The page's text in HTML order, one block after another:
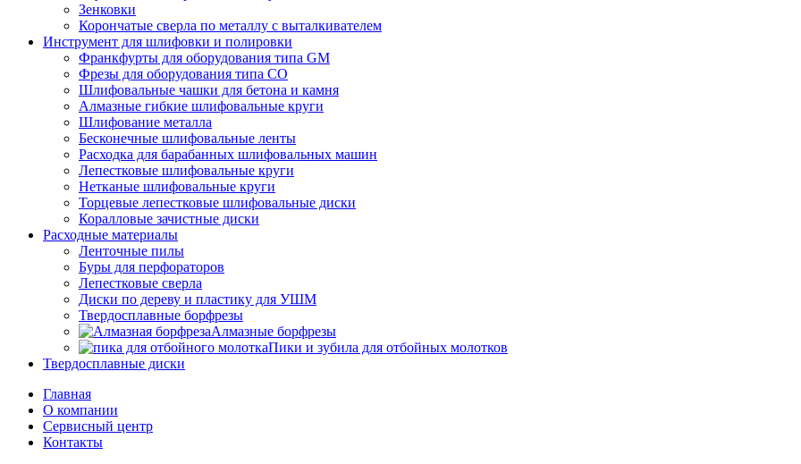
Зенковки
Корончатые сверла по металлу c выталкивателем
Инструмент для шлифовки и полировки
Франкфурты для оборудования типа GM
Фрезы для оборудования типа СО
Шлифовальные чашки для бетона и камня
Алмазные гибкие шлифовальные круги
Шлифование металла
Бесконечные шлифовальные ленты
Расходка для барабанных шлифовальных машин
Лепестковые шлифовальные круги
Нетканые шлифовальные круги
Торцевые лепестковые шлифовальные диски
Коралловые зачистные диски
Расходные материалы
Ленточные пилы
Буры для перфораторов
Лепестковые сверла
Диски по дереву и пластику для УШМ
Твердосплавные борфрезы
Алмазные борфрезы
Пики и зубила для отбойных молотков
Твердосплавные диски
Главная
О компании
Сервисный центр
Контакты